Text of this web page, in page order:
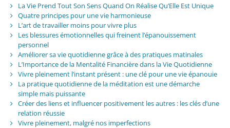
La Vie Prend Tout Son Sens Quand On Réalise Qu’Elle Est Unique
Quatre principes pour une vie harmonieuse
L’art de travailler moins pour vivre plus
Les blessures émotionnelles qui freinent l’épanouissement
personnel
Améliorer sa vie quotidienne grâce à des pratiques matinales
L’Importance de la Mentalité Financière dans la Vie Quotidienne
Vivre pleinement l’instant présent : une clé pour une vie épanouie
La pratique quotidienne de la méditation est une démarche
simple mais puissante
Créer des liens et influencer positivement les autres : les clés d’une
relation réussie
Vivre pleinement, malgré nos imperfections